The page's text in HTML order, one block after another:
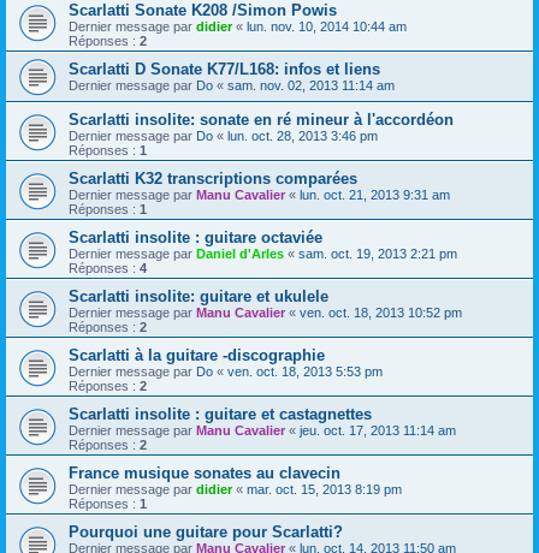
Scarlatti Sonate K208 /Simon Powis
Dernier message par didier« lun. nov. 10, 2014 10:44 am
Réponses : 2
Scarlatti D Sonate K77/L168: infos et liens
Dernier message par Do « sam. nov. 02, 2013 11:14 am
Scarlatti insolite: sonate en ré mineur à l'accordéon
Dernier message par Do « lun. oct. 28, 2013 3:46 pm
Réponses : 1
Scarlatti K32 transcriptions comparées
Dernier message par Manu Cavalier « lun. oct. 21, 2013 9:31 am
Réponses : 1
Scarlatti insolite : guitare octaviée
Dernier message par Daniel d'Arles « sam. oct. 19, 2013 2:21 pm
Réponses : 4
Scarlatti insolite: guitare et ukulele
Dernier message par Manu Cavalier « ven. oct. 18, 2013 10:52 pm
Réponses : 2
Scarlatti à la guitare -discographie
Dernier message par Do « ven. oct. 18, 2013 5:53 pm
Réponses : 2
Scarlatti insolite : guitare et castagnettes
Dernier message par Manu Cavalier « jeu. oct. 17, 2013 11:14 am
Réponses : 2
France musique sonates au clavecin
Dernier message par didier« mar. oct. 15, 2013 8:19 pm
Réponses : 1
Pourquoi une guitare pour Scarlatti?
Dernier message par Manu Cavalier « lun. oct. 14, 2013 11:50 am